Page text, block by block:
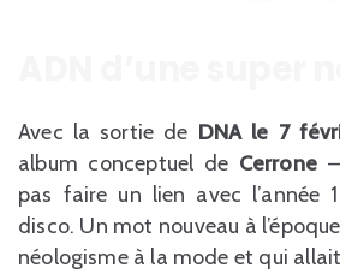
Avec la sortie de DNA le 7
album conceptuel de Cerrone
pas faire un lien avec l’année
disco. Un mot nouveau à
néologisme à la mode et qui